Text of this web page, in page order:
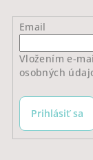
Email
Vložením e-
osobných
Prihlásiť sa